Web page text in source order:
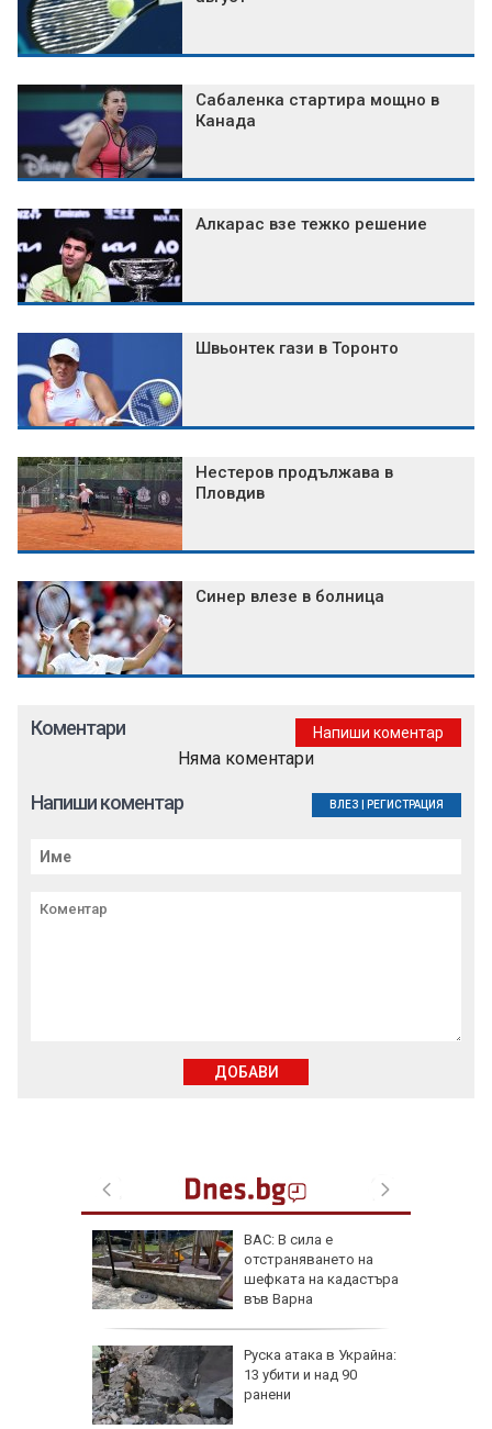
Сабаленка стартира мощно в
Канада
Алкарас взе тежко решение
Швьонтек гази в Торонто
Нестеров продължава в
Пловдив
Синер влезе в болница
ВАС: В сила е
отстраняването на
шефката на кадастъра
във Варна
Руска атака в Украйна:
13 убити и над 90
ранени
Коментари Напиши коментар
Няма коментари
Напиши коментар ВЛЕЗ РЕГИСТРАЦИЯ
ДОБАВИ